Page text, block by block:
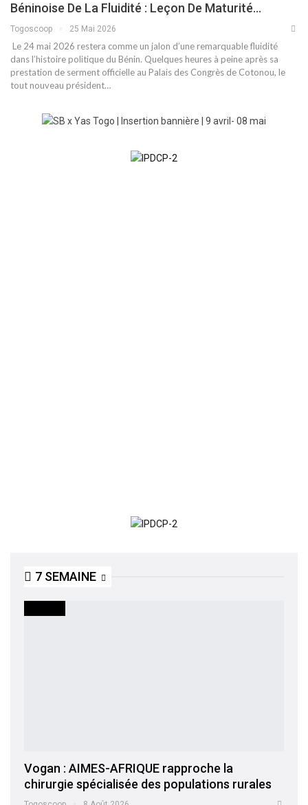
Béninoise De La Fluidité : Leçon De Maturité…
Togoscoop 25 Mai 2026
​ Le 24 mai 2026 restera comme un jalon d’une remarquable fluidité
dans l’histoire politique du Bénin. Quelques heures à peine après sa
prestation de serment officielle au Palais des Congrès de Cotonou, le
tout nouveau président…
7 SEMAINE
Vogan : AIMES-AFRIQUE rapproche la
chirurgie spécialisée des populations rurales